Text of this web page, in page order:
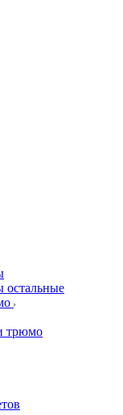
остальные
трюмо